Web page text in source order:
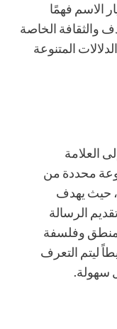
الاسم فهمًا
والثقافة الخاصة
المتنوعة
العلامة
محددة من
حيث يهدف
الرسالة
وفلسفة
ليتم التعرف
سهولة.